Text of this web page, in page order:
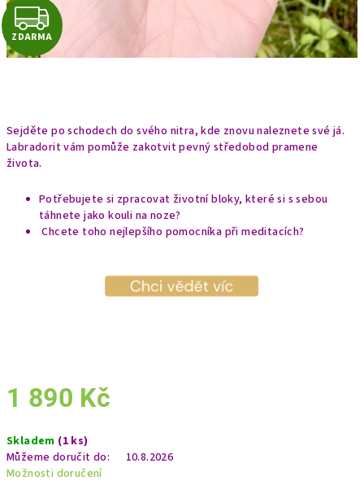
Sejděte po schodech do svého nitra, kde znovu naleznete své já.
Labradorit vám pomůže zakotvit pevný středobod pramene
života.
Potřebujete si zpracovat životní bloky, které si s sebou
táhnete jako kouli na noze?
Chcete toho nejlepšího pomocníka při meditacích?
1 890 Kč
cena:
Skladem (1 ks)
Můžeme doručit do:
10.8.2026
Možnosti doručení
Z
D
R
M
A
ZDARMA